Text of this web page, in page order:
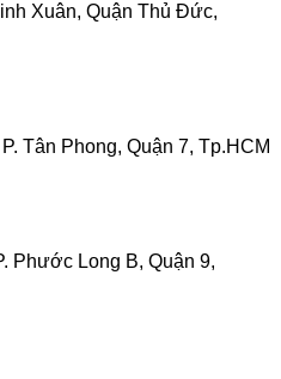
Xuân, Quận Thủ Đức,
Tân Phong, Quận 7, Tp.HCM
Phước Long B, Quận 9,